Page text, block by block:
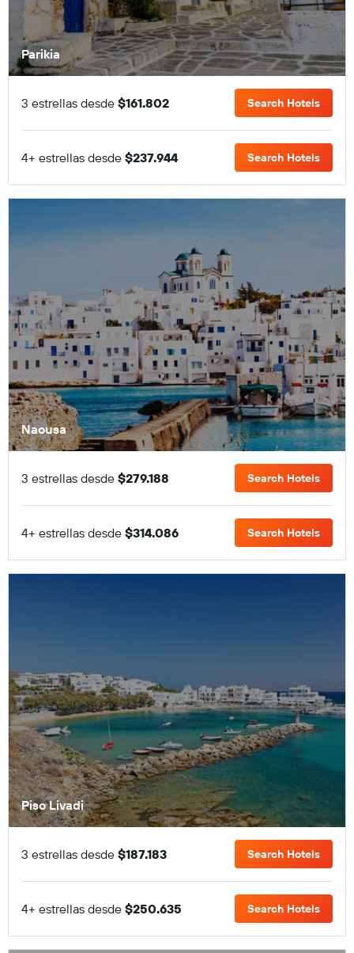
Parikia
3 estrellas desde $161.802 Search Hotels
4+ estrellas desde $237.944 Search Hotels
Naousa
3 estrellas desde $279.188 Search Hotels
4+ estrellas desde $314.086 Search Hotels
Piso Livadi
3 estrellas desde $187.183 Search Hotels
4+ estrellas desde $250.635 Search Hotels